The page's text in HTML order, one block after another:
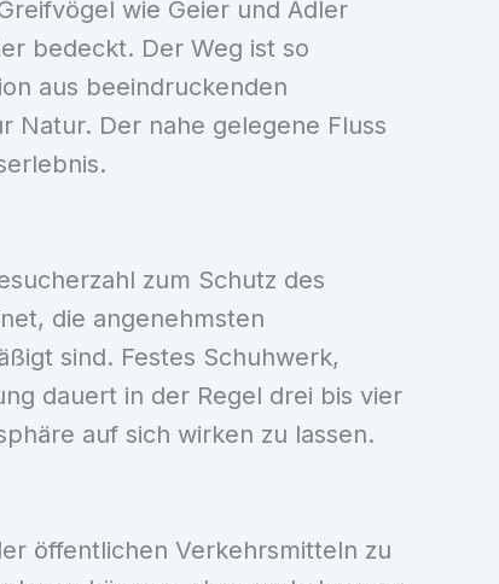
wie Geier und Adler
bedeckt. Der Weg ist so
aus beeindruckenden
Natur. Der nahe gelegene Fluss
zum Schutz des
die angenehmsten
sind. Festes Schuhwerk,
dauert in der Regel drei bis vier
auf sich wirken zu lassen.
öffentlichen Verkehrsmitteln zu